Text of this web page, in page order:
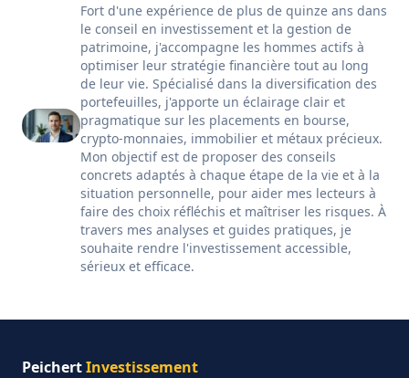
Fort d'une expérience de plus de quinze ans dans
le conseil en investissement et la gestion de
patrimoine, j'accompagne les hommes actifs à
optimiser leur stratégie financière tout au long
de leur vie. Spécialisé dans la diversification des
portefeuilles, j'apporte un éclairage clair et
pragmatique sur les placements en bourse,
crypto-monnaies, immobilier et métaux précieux.
Mon objectif est de proposer des conseils
concrets adaptés à chaque étape de la vie et à la
situation personnelle, pour aider mes lecteurs à
faire des choix réfléchis et maîtriser les risques. À
travers mes analyses et guides pratiques, je
souhaite rendre l'investissement accessible,
sérieux et efficace.
PeichertInvestissement